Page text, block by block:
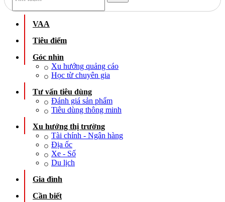
VAA
Tiêu điểm
Góc nhìn
Xu hướng quảng cáo
Học từ chuyên gia
Tư vấn tiêu dùng
Đánh giá sản phẩm
Tiêu dùng thông minh
Xu hướng thị trường
Tài chính - Ngân hàng
Địa ốc
Xe - Số
Du lịch
Gia đình
Cần biết